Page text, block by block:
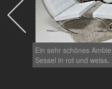
Ein sehr schönes
Sessel in rot und weiss.